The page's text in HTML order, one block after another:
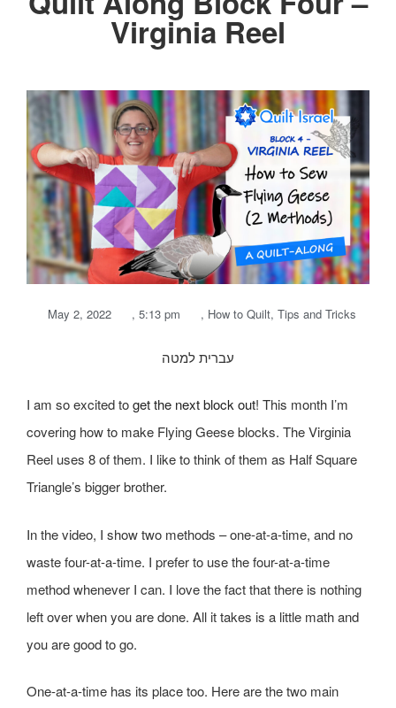
Virginia Reel
May 2, 2022 , 5:13 pm , How to Quilt, Tips and Tricks
עברית למטה
I am so excited toget the next block out! This month I’m
covering how to make Flying Geese blocks. The Virginia
Reel uses 8 of them. I like to think of them as Half Square
Triangle’s bigger brother.
In the video, I show two methods – one-at-a-time, and no
waste four-at-a-time. I prefer to use the four-at-a-time
method whenever I can. I love the fact that there is nothing
left over when you are done. All it takes is a little math and
you are good to go.
One-at-a-time has its place too. Here are the two main